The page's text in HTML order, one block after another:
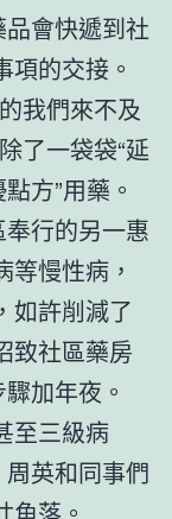
品會快遞到社
的交接。
我們來不及
了一袋袋“延
方”用藥。
奉行的另一惠
慢性病，
如許削減了
致社區藥房
加年夜。
至三級病
周英和同事們
角落。